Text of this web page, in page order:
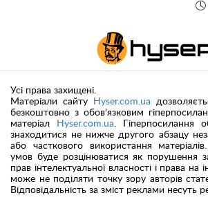
Усі права захищені.
Матеріали сайту
Hyser.com.ua
безкоштовно з обов'язковим
матеріал
Hyser.com.ua. Гіперпосилання
знаходитися не нижче другого абзацу
або часткового використання
умов буде розцінюватися як порушення
прав інтелектуальної власності і права на
може не поділяти точку зору авторів
Відповідальність за зміст реклами несуть